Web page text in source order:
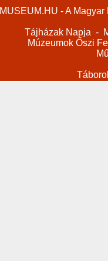
MUSEUM.HU - A
Tájházak Napja -
Múzeumok Őszi